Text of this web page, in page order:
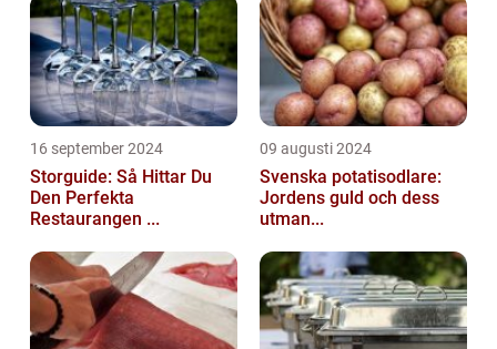
16 september 2024
Storguide: Så Hittar Du
Den Perfekta
Restaurangen ...
09 augusti 2024
Svenska potatisodlare:
Jordens guld och dess
utman...